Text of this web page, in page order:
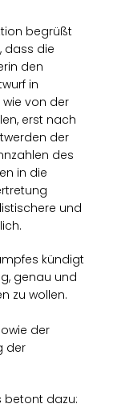
begrüßt
dass die
den
in
wie von der
erst nach
der
des
in die
und
kündigt
genau und
zu wollen.
der
der
betont dazu: